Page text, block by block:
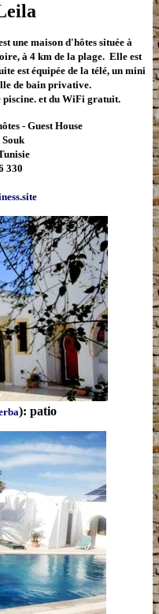
une maison d'hôtes située à
à 4 km de la plage. Elle est
est équipée de la télé, un mini
de bain privative.
piscine. et du WiFi gratuit.
- Guest House
330
): patio